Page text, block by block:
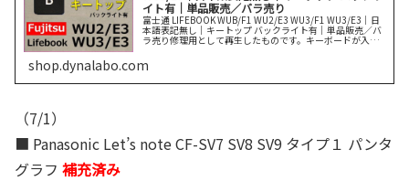
イト有｜単品販売／バラ売り
富士通 LIFEBOOK WUB/F1 WU2/E3 WU3/F1 WU3/E3｜日
本語表記無し｜キートップ バックライト有｜単品販売／バ
ラ売り修理用として再生したものです。キーボードが入手
shop.dynalabo.com
（7/1）
■ Panasonic Let’s note CF-SV7 SV8 SV9 タイプ１ パンタ
グラフ 補充済み